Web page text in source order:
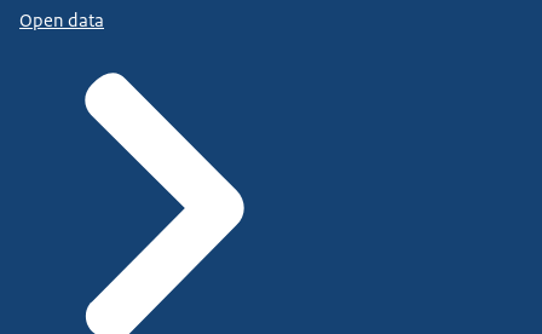
Open data